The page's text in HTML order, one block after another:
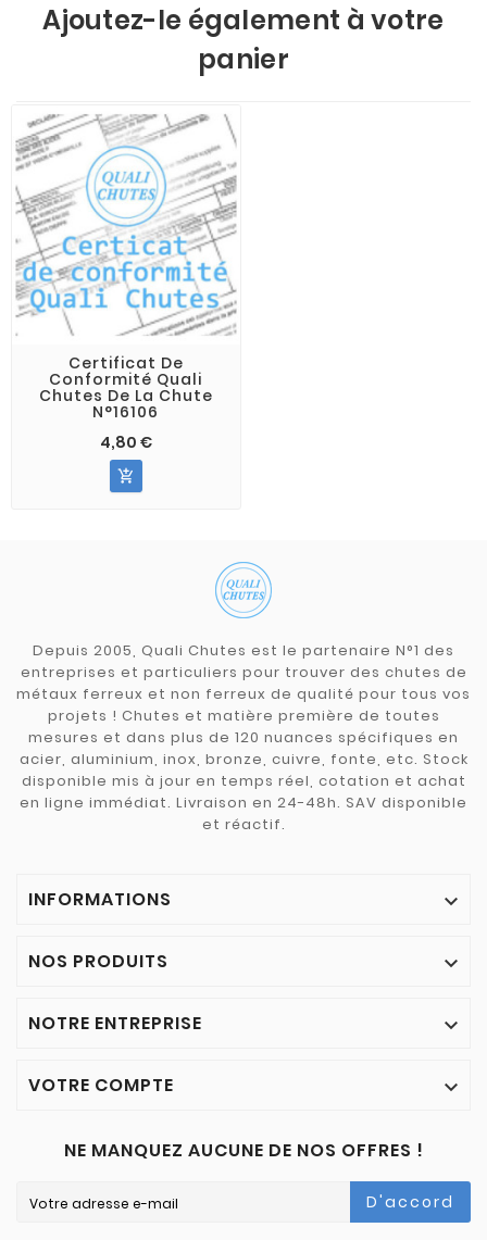
Ajoutez-le également à votre
panier
Certificat De
Conformité Quali
Chutes De La Chute
N°16106
4,80 €

Depuis 2005, Quali Chutes est le partenaire N°1 des
entreprises et particuliers pour trouver des chutes de
métaux ferreux et non ferreux de qualité pour tous vos
projets ! Chutes et matière première de toutes
mesures et dans plus de 120 nuances spécifiques en
acier, aluminium, inox, bronze, cuivre, fonte, etc. Stock
disponible mis à jour en temps réel, cotation et achat
en ligne immédiat. Livraison en 24-48h. SAV disponible
et réactif.
INFORMATIONS 
NOS PRODUITS 
NOTRE ENTREPRISE 
VOTRE COMPTE 
NE MANQUEZ AUCUNE DE NOS OFFRES !
D'accord